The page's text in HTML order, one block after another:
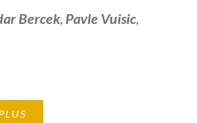
Bercek, Pavle Vuisic,